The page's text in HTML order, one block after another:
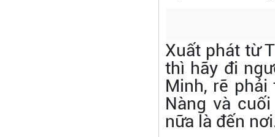
Xuất phát từ
thì hãy đi
Minh, rẽ
Nàng và
nữa là đến